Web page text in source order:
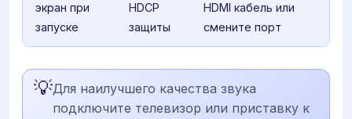
экран при
запуске
HDCP
защиты
HDMI кабель или
смените порт
💡Для наилучшего качества звука
подключите телевизор или приставку к